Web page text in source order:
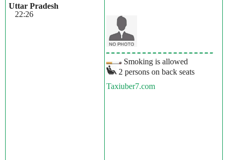
Uttar Pradesh
22:26
Smoking is allowed
2 persons on back seats
Taxiuber7.com